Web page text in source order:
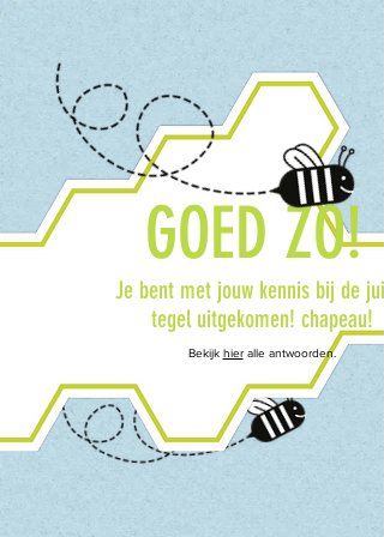
GOED ZO!
Je bent met jouw kennis bij de
tegel uitgekomen! chapeau!
Bekijk hieralle antwoorden.